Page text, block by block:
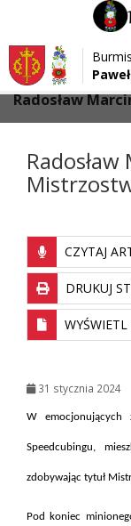
Przejdź do menu
Przejdź do głównej treści strony
Przejdź do stopki strony
Strona główna >
Radosław
CZYTAJ
DRUKUJ
31 stycznia 2024
W emocjonujących
Speedcubingu,
zdobywając tytuł
Pod koniec